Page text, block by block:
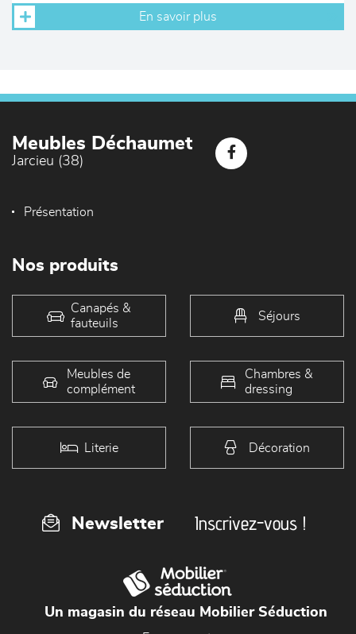
En savoir plus
Meubles Déchaumet
Jarcieu (38)
Présentation
Nos produits
Canapés &
fauteuils
Séjours
Meubles de
complément
Chambres &
dressing
Literie Décoration
Newsletter Inscrivez-vous !
Un magasin du réseau Mobilier Séduction